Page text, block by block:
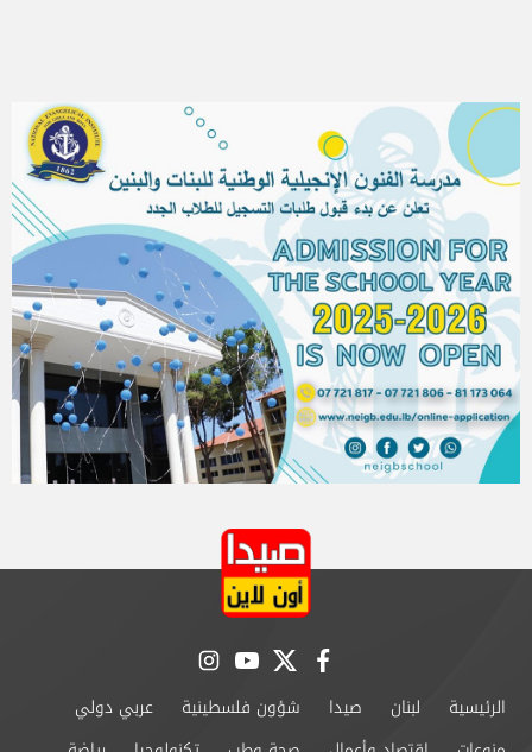
facebook
twitter
youtube
instagram
الرئيسية لبنان صيدا شؤون فلسطينية
عربي دولي